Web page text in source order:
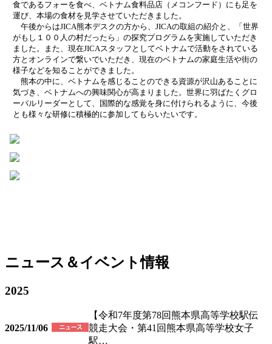
食であるフォーを食べ、ベトナム食料品店（メコンフード）にも足を
運び、本場の食材を見学させていただきました。
午後からはJICA熊本デスクの方から、JICAの取組の紹介と、「世界
がもし１００人の村だったら」の探究プログラムを実施していただき
ました。また、現在JICAスタッフとしてベトナムで活動をされている
方とオンラインで繋いでいただき、現在のベトナムの家庭生活や街の
様子などを知ることができました。
熊本の中に、ベトナムを感じることのできる資源が沢山あることに
気づき、ベトナムへの興味関心が高まりました。世界に羽ばたくグロ
ーバルリーダーとして、国際的な感覚を身に付けられるように、今後
とも様々な研修に積極的に参加してもらいたいです。
ニュース＆イベント情報
2025
2025/11/06
【令和7年度第78回熊本県高等学校駅伝
競走大会・第41回熊本県高等学校女子
駅…